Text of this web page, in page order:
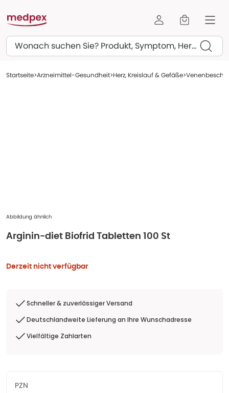
Suchen
Startseite Arzneimittel-Gesundheit Herz, Kreislauf & Gefäße
Abbildung ähnlich
Arginin-diet Biofrid Tabletten 100 St
Derzeit nicht verfügbar
Schneller & zuverlässiger Versand
Deutschlandweite Lieferung an Ihre Wunschadresse
Vielfältige Zahlarten
PZN